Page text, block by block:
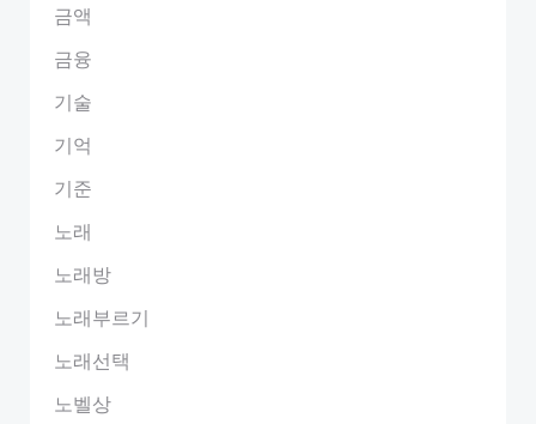
금액
금융
기술
기억
기준
노래
노래방
노래부르기
노래선택
노벨상